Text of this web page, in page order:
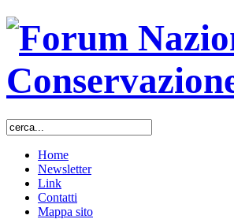
Home
Newsletter
Link
Contatti
Mappa sito